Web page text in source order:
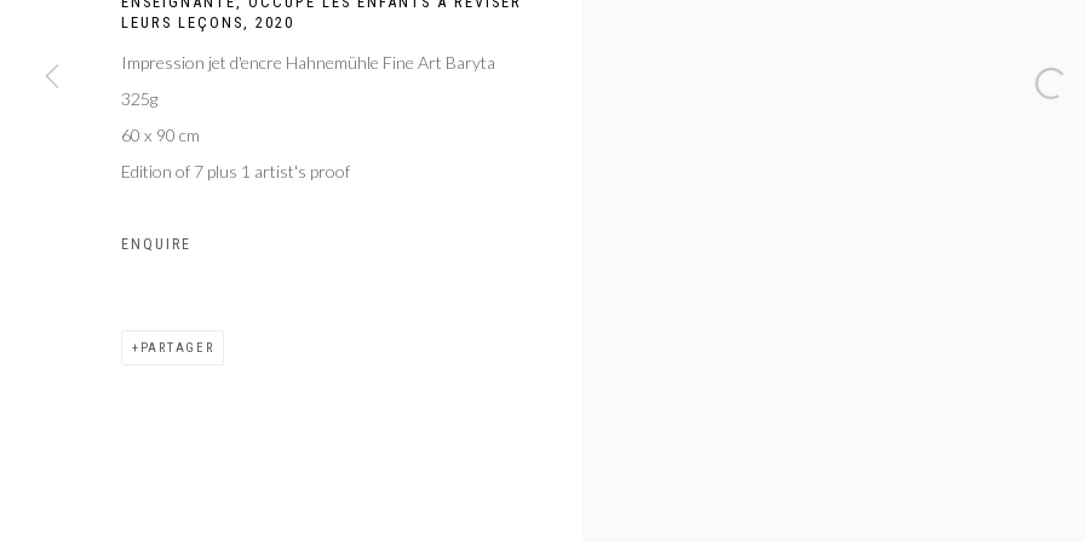
LEURS LEÇONS,2020
Impression jet d'encre Hahnemühle Fine Art Baryta
325g
60 x 90 cm
Edition of 7 plus 1 artist's proof
ENQUIRE
PARTAGER